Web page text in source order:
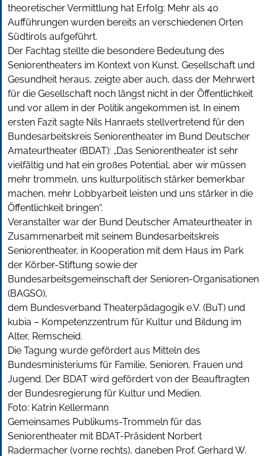
theoretischer Vermittlung hat Erfolg: Mehr als 40
Aufführungen wurden bereits an verschiedenen Orten
Südtirols aufgeführt.
Der Fachtag stellte die besondere Bedeutung des
Seniorentheaters im Kontext von Kunst, Gesellschaft und
Gesundheit heraus, zeigte aber auch, dass der Mehrwert
für die Gesellschaft noch längst nicht in der Öffentlichkeit
und vor allem in der Politik angekommen ist. In einem
ersten Fazit sagte Nils Hanraets stellvertretend für den
Bundesarbeitskreis Seniorentheater im Bund Deutscher
Amateurtheater (BDAT): „Das Seniorentheater ist sehr
vielfältig und hat ein großes Potential, aber wir müssen
mehr trommeln, uns kulturpolitisch stärker bemerkbar
machen, mehr Lobbyarbeit leisten und uns stärker in die
Öffentlichkeit bringen“.
Veranstalter war der Bund Deutscher Amateurtheater in
Zusammenarbeit mit seinem Bundesarbeitskreis
Seniorentheater, in Kooperation mit dem Haus im Park
der Körber-Stiftung sowie der
Bundesarbeitsgemeinschaft der Senioren-Organisationen
(BAGSO),
dem Bundesverband Theaterpädagogik e.V. (BuT) und
kubia – Kompetenzzentrum für Kultur und Bildung im
Alter, Remscheid.
Die Tagung wurde gefördert aus Mitteln des
Bundesministeriums für Familie, Senioren, Frauen und
Jugend. Der BDAT wird gefördert von der Beauftragten
der Bundesregierung für Kultur und Medien.
Foto: Katrin Kellermann
Gemeinsames Publikums-Trommeln für das
Seniorentheater mit BDAT-Präsident Norbert
Radermacher (vorne rechts), daneben Prof. Gerhard W.